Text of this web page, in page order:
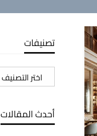
تصنيفات
تصنيفات
أحدث المقالات